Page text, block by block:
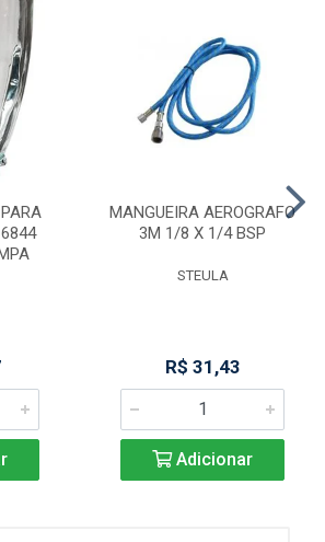
MANGUEIRA AEROGRAFO
3M 1/8 X 1/4 BSP
STEULA
R$ 31,43
Adicionar